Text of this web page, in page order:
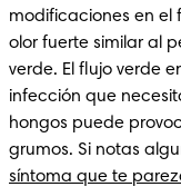
modificaciones en el
olor fuerte similar al
verde. El flujo verde
infección que
hongos puede
síntoma que te